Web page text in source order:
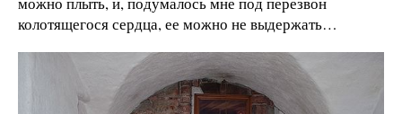
колотящегося сердца, ее можно не выдержать…